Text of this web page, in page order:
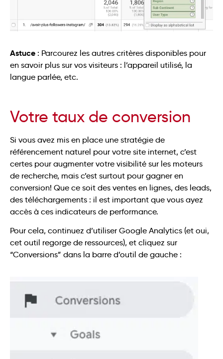
Astuce : Parcourez les autres critères disponibles pour
en savoir plus sur vos visiteurs : l’appareil utilisé, la
langue parlée, etc.
Votre taux de conversion
Si vous avez mis en place une stratégie de
référencement naturel pour votre site internet, c’est
certes pour augmenter votre visibilité sur les moteurs
de recherche, mais c’est surtout pour gagner en
conversion! Que ce soit des ventes en lignes, des leads,
des téléchargements : il est important que vous ayez
accès à ces indicateurs de performance.
Pour cela, continuez d’utiliser Google Analytics (et oui,
cet outil regorge de ressources), et cliquez sur
“Conversions” dans la barre d’outil de gauche :